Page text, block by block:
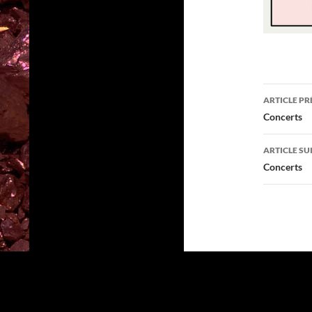
des
ARTICLE
Concerts
ARTICLE
Concerts